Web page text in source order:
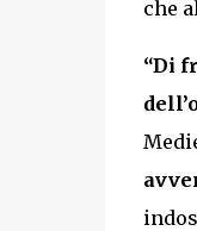
che
“Di